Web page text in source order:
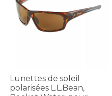
Lunettes de soleil
polarisées L.L.Bean,